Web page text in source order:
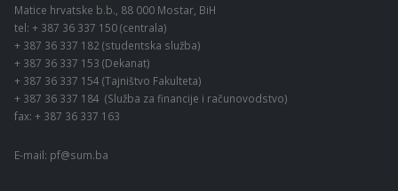
Matice hrvatske b.b., 88 000 Mostar, BiH
tel: + 387 36 337 150 (centrala)
+ 387 36 337 182 (studentska služba)
+ 387 36 337 153 (Dekanat)
+ 387 36 337 154 (Tajništvo Fakulteta)
+ 387 36 337 184 (Služba za financije i računovodstvo)
fax: + 387 36 337 163
E-mail: pf@sum.ba